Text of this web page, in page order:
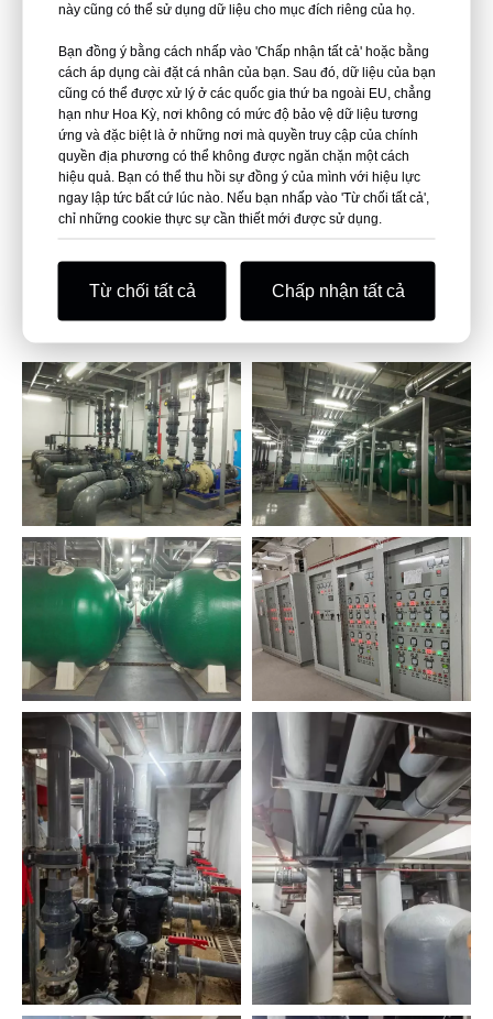
Trưng bày các Hệ
thống Hỗ trợ Sự
sống
Thiết kế, chế tạo, lắp đặt tại chỗ, vận hành và vận hành
cũng như đào tạo các thiết bị trong bể cá.
này cũng có thể sử dụng dữ liệu cho mục đích riêng của họ.
Bạn đồng ý bằng cách nhấp vào 'Chấp nhận tất cả' hoặc bằng
cách áp dụng cài đặt cá nhân của bạn. Sau đó, dữ liệu của bạn
cũng có thể được xử lý ở các quốc gia thứ ba ngoài EU, chẳng
hạn như Hoa Kỳ, nơi không có mức độ bảo vệ dữ liệu tương
ứng và đặc biệt là ở những nơi mà quyền truy cập của chính
quyền địa phương có thể không được ngăn chặn một cách
hiệu quả. Bạn có thể thu hồi sự đồng ý của mình với hiệu lực
ngay lập tức bất cứ lúc nào. Nếu bạn nhấp vào 'Từ chối tất cả',
chỉ những cookie thực sự cần thiết mới được sử dụng.
Từ chối tất cả Chấp nhận tất cả